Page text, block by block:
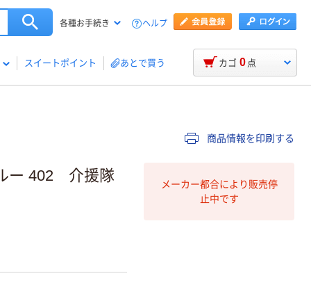
各種お手続き ヘルプ
スイートポイント あとで買う カゴ 0 点
商品情報を印刷する
ー 402 介援隊
メーカー都合により販売停
止中です